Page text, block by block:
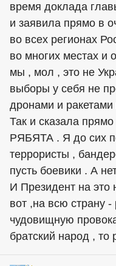
время доклада
и заявила прямо в
во всех регионах
во многих местах и
мы , мол , это не
выборы у себя не
дронами и
Так и сказала
РЯБЯТА . Я до сих
террористы ,
пусть боевики . А
И Президент на это
вот ,на всю страну -
чудовищную
братский народ , то